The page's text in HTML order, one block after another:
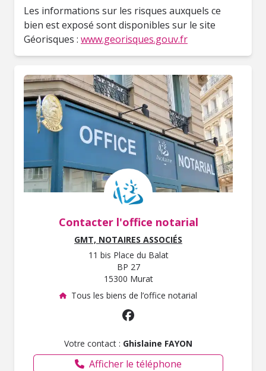
Les informations sur les risques auxquels ce
bien est exposé sont disponibles sur le site
Géorisques : www.georisques.gouv.fr
Contacter l'office notarial
GMT, NOTAIRES ASSOCIÉS
11 bis Place du Balat
BP 27
15300 Murat
Tous les biens de l’office notarial
Votre contact : Ghislaine FAYON
Afficher le téléphone